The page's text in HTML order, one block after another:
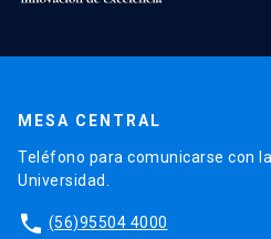
MESA CENTRAL
Teléfono para comunicarse con
Universidad.
phone (56)95504 4000